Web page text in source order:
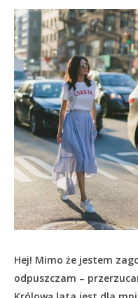
Hej! Mimo że jestem
odpuszczam –